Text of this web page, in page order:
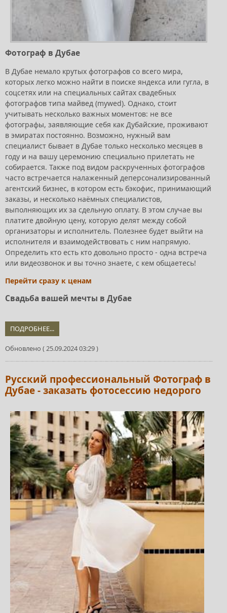
Фотограф в Дубае
В Дубае немало крутых фотографов со всего мира,
которых легко можно найти в поиске яндекса или гугла, в
соцсетях или на специальных сайтах свадебных
фотографов типа майвед (mywed). Однако, стоит
учитывать несколько важных моментов: не все
фотографы, заявляющие себя как Дубайские, проживают
в эмиратах постоянно. Возможно, нужный вам
специалист бывает в Дубае только несколько месяцев в
году и на вашу церемонию специально прилетать не
собирается. Также под видом раскрученных фотографов
часто встречается налаженный деперсонализированный
агентский бизнес, в котором есть бэкофис, принимающий
заказы, и несколько наёмных специалистов,
выполняющих их за сдельную оплату. В этом случае вы
платите двойную цену, которую делят между собой
организаторы и исполнитель. Полезнее будет выйти на
исполнителя и взаимодействовать с ним напрямую.
Определить кто есть кто довольно просто - одна встреча
или видеозвонок и вы точно знаете, с кем общаетесь!
Перейти сразу к ценам
Свадьба вашей мечты в Дубае
ПОДРОБНЕЕ...
Обновлено ( 25.09.2024 03:29 )
Русский профессиональный Фотограф в
Дубае - заказать фотосессию недорого